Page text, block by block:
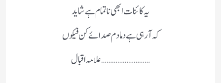
یہ کائنات ابھی ناتمام ہے شاید
کہ آرہی ہے دمادم صدائے کن فیکوں
………………………علامہ اقبال